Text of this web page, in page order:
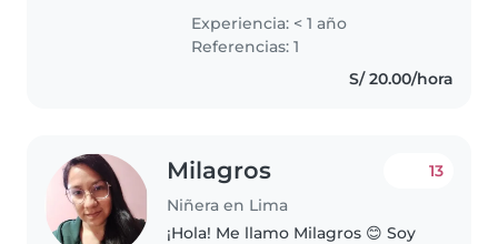
muchísimo compartir tiempo
con los niños, acompañarlos en
su crecimiento y hacer que cada
Experiencia: < 1 año
Referencias: 1
S/ 20.00/hora
Milagros
Niñera en Lima
13
¡Hola! Me llamo Milagros 😊 Soy